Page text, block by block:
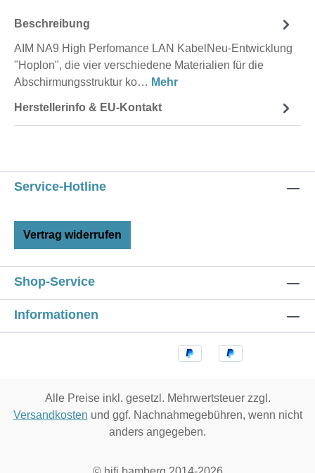
Beschreibung
AIM NA9 High Perfomance LAN KabelNeu-Entwicklung
"Hoplon", die vier verschiedene Materialien für die
Abschirmungsstruktur ko… Mehr
Herstellerinfo & EU-Kontakt
Service-Hotline
Vertrag widerrufen
Shop-Service
Informationen
Alle Preise inkl. gesetzl. Mehrwertsteuer zzgl.
Versandkosten und ggf. Nachnahmegebühren, wenn nicht
anders angegeben.